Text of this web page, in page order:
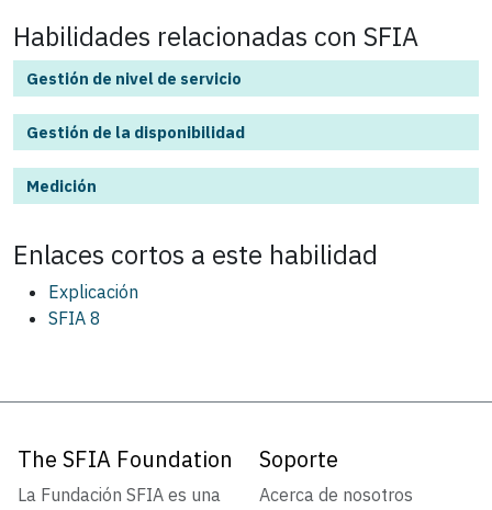
Habilidades relacionadas con SFIA
Gestión de nivel de servicio
Gestión de la disponibilidad
Medición
Enlaces cortos a este habilidad
Explicación
SFIA 8
The SFIA Foundation
La Fundación SFIA es una
Soporte
Acerca de nosotros